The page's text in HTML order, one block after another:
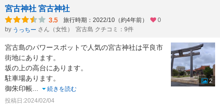
宮古神社 宮古神社
3.5 旅行時期：2022/10（約4年前）
0
by うっちー さん（女性） 宮古島 クチコミ：9件
宮古島のパワースポットで人気の宮古神社は平良市
街地にあります。
坂の上の高台にあります。
駐車場あります。
御朱印帳
続きを読む
投稿日:2024/02/04
2